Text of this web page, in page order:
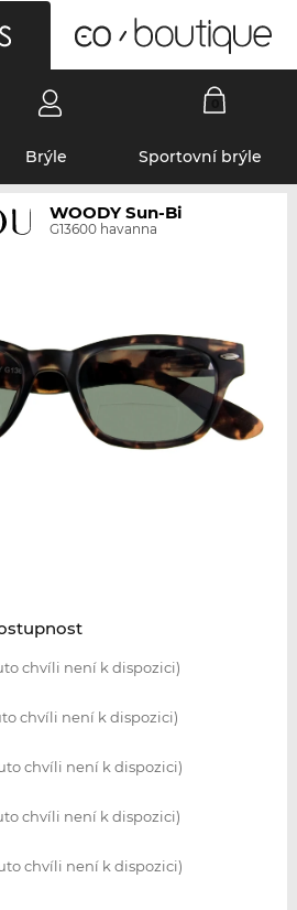
Brýle Sportovní brýle
WOODY Sun-Bi
G13600 havanna
chvíli není k dispozici)
chvíli není k dispozici)
chvíli není k dispozici)
chvíli není k dispozici)
chvíli není k dispozici)